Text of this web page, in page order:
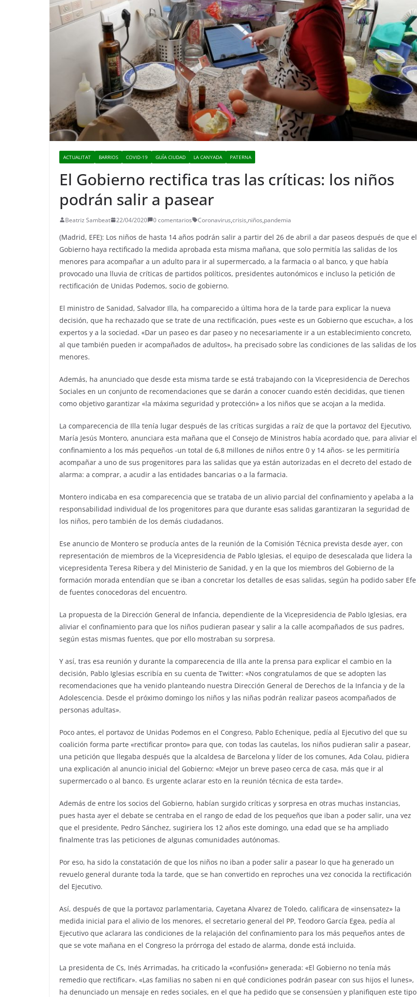
ACTUALITAT BARRIOS COVID-19 GUÍA CIUDAD LA CANYADA PATERNA
El Gobierno rectifica tras las críticas: los niños
podrán salir a pasear
Beatriz Sambeat 22/04/2020 0 comentarios Coronavirus,crisis,niños,pandemia
(Madrid, EFE): Los niños de hasta 14 años podrán salir a partir del 26 de abril a dar paseos después de que el
Gobierno haya rectificado la medida aprobada esta misma mañana, que solo permitía las salidas de los
menores para acompañar a un adulto para ir al supermercado, a la farmacia o al banco, y que había
provocado una lluvia de críticas de partidos políticos, presidentes autonómicos e incluso la petición de
rectificación de Unidas Podemos, socio de gobierno.
El ministro de Sanidad, Salvador Illa, ha comparecido a última hora de la tarde para explicar la nueva
decisión, que ha rechazado que se trate de una rectificación, pues «este es un Gobierno que escucha», a los
expertos y a la sociedad. «Dar un paseo es dar paseo y no necesariamente ir a un establecimiento concreto,
al que también pueden ir acompañados de adultos», ha precisado sobre las condiciones de las salidas de los
menores.
Además, ha anunciado que desde esta misma tarde se está trabajando con la Vicepresidencia de Derechos
Sociales en un conjunto de recomendaciones que se darán a conocer cuando estén decididas, que tienen
como objetivo garantizar «la máxima seguridad y protección» a los niños que se acojan a la medida.
La comparecencia de Illa tenía lugar después de las críticas surgidas a raíz de que la portavoz del Ejecutivo,
María Jesús Montero, anunciara esta mañana que el Consejo de Ministros había acordado que, para aliviar el
confinamiento a los más pequeños -un total de 6,8 millones de niños entre 0 y 14 años- se les permitiría
acompañar a uno de sus progenitores para las salidas que ya están autorizadas en el decreto del estado de
alarma: a comprar, a acudir a las entidades bancarias o a la farmacia.
Montero indicaba en esa comparecencia que se trataba de un alivio parcial del confinamiento y apelaba a la
responsabilidad individual de los progenitores para que durante esas salidas garantizaran la seguridad de
los niños, pero también de los demás ciudadanos.
Ese anuncio de Montero se producía antes de la reunión de la Comisión Técnica prevista desde ayer, con
representación de miembros de la Vicepresidencia de Pablo Iglesias, el equipo de desescalada que lidera la
vicepresidenta Teresa Ribera y del Ministerio de Sanidad, y en la que los miembros del Gobierno de la
formación morada entendían que se iban a concretar los detalles de esas salidas, según ha podido saber Efe
de fuentes conocedoras del encuentro.
La propuesta de la Dirección General de Infancia, dependiente de la Vicepresidencia de Pablo Iglesias, era
aliviar el confinamiento para que los niños pudieran pasear y salir a la calle acompañados de sus padres,
según estas mismas fuentes, que por ello mostraban su sorpresa.
Y así, tras esa reunión y durante la comparecencia de Illa ante la prensa para explicar el cambio en la
decisión, Pablo Iglesias escribía en su cuenta de Twitter: «Nos congratulamos de que se adopten las
recomendaciones que ha venido planteando nuestra Dirección General de Derechos de la Infancia y de la
Adolescencia. Desde el próximo domingo los niños y las niñas podrán realizar paseos acompañados de
personas adultas».
Poco antes, el portavoz de Unidas Podemos en el Congreso, Pablo Echenique, pedía al Ejecutivo del que su
coalición forma parte «rectificar pronto» para que, con todas las cautelas, los niños pudieran salir a pasear,
una petición que llegaba después que la alcaldesa de Barcelona y líder de los comunes, Ada Colau, pidiera
una explicación al anuncio inicial del Gobierno: «Mejor un breve paseo cerca de casa, más que ir al
supermercado o al banco. Es urgente aclarar esto en la reunión técnica de esta tarde».
Además de entre los socios del Gobierno, habían surgido críticas y sorpresa en otras muchas instancias,
pues hasta ayer el debate se centraba en el rango de edad de los pequeños que iban a poder salir, una vez
que el presidente, Pedro Sánchez, sugiriera los 12 años este domingo, una edad que se ha ampliado
finalmente tras las peticiones de algunas comunidades autónomas.
Por eso, ha sido la constatación de que los niños no iban a poder salir a pasear lo que ha generado un
revuelo general durante toda la tarde, que se han convertido en reproches una vez conocida la rectificación
del Ejecutivo.
Así, después de que la portavoz parlamentaria, Cayetana Alvarez de Toledo, calificara de «insensatez» la
medida inicial para el alivio de los menores, el secretario general del PP, Teodoro García Egea, pedía al
Ejecutivo que aclarara las condiciones de la relajación del confinamiento para los más pequeños antes de
que se vote mañana en el Congreso la prórroga del estado de alarma, donde está incluida.
La presidenta de Cs, Inés Arrimadas, ha criticado la «confusión» generada: «El Gobierno no tenía más
remedio que rectificar». «Las familias no saben ni en qué condiciones podrán pasear con sus hijos el lunes»,
ha denunciado un mensaje en redes sociales, en el que ha pedido que se consensúen y planifiquen este tipo